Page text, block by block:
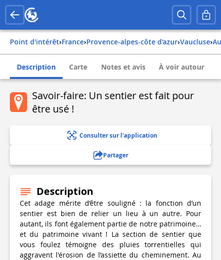
Point d'intérêt› france› provence-alpes-côte d'azur› vaucluse›
Description Carte Notes et avis À voir autour
Savoir-faire: Un sentier est fait pour
être usé !
Consulter sur l'application
Partager
Description
Cet adage mérite d’être souligné : la fonction d’un
sentier est bien de relier un lieu à un autre. Pour
autant, ils font également partie de notre patrimoine…
et du patrimoine vivant ! La section de sentier que
vous foulez témoigne des pluies torrentielles qui
aggravent l'érosion de l’assiette du cheminement. Au